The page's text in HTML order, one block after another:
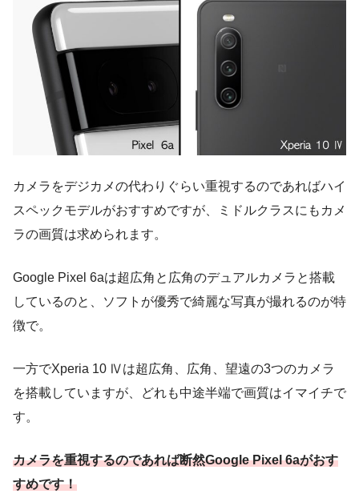
カメラをデジカメの代わりぐらい重視するのであればハイ
スペックモデルがおすすめですが、ミドルクラスにもカメ
ラの画質は求められます。
Google Pixel 6aは超広角と広角のデュアルカメラと搭載
しているのと、ソフトが優秀で綺麗な写真が撮れるのが特
徴で。
一方でXperia 10 Ⅳは超広角、広角、望遠の3つのカメラ
を搭載していますが、どれも中途半端で画質はイマイチで
す。
カメラを重視するのであれば断然Google Pixel 6aがおす
すめです！